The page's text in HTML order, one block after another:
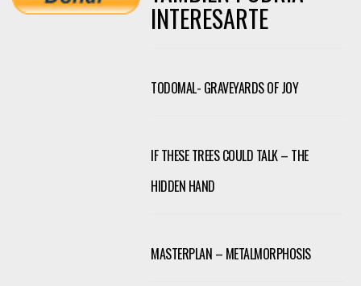
INTERESARTE
TODOMAL- GRAVEYARDS OF JOY
IF THESE TREES COULD TALK – THE
HIDDEN HAND
MASTERPLAN – METALMORPHOSIS